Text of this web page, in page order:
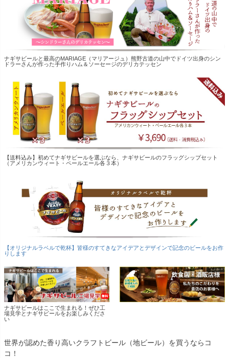
ナギサビールと最高のMARIAGE（マリアージュ）熊野古道の山中でドイツ出身のシン
ドラーさんが作った手作りハム＆ソーセージのデリカテッセン
【送料込み】初めてナギサビールを選ぶなら、ナギサビールのフラッグシップセット
（アメリカンウィート・ペールエール各３本）
【オリジナルラベルで乾杯】皆様のすてきなアイデアとデザインで記念のビールをお作
りします
ナギサビールはここで生まれる！ぜひ工
場見学とナギサビールをお楽しみくださ
い
世界が認めた香り高いクラフトビール（地ビール）を買うならコ
コ！